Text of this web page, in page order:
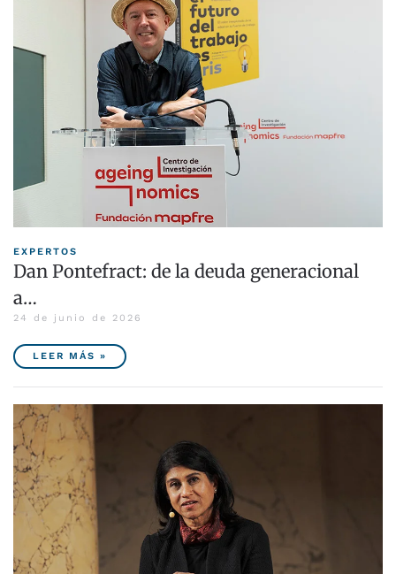
EXPERTOS
Dan Pontefract: de la deuda generacional
a…
24 de junio de 2026
LEER MÁS »